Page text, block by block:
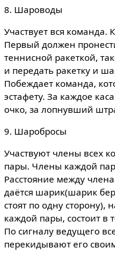
8. Шароводы
Участвует вся
Первый должен
теннисной ракеткой,
и передать ракетку и
Побеждает команда,
эстафету. За каждое
очко, за лопнувший
9. Шаробросы
Участвуют члены всех
пары. Члены каждой
Расстояние между
даётся шарик(шарик
стоят по одну
каждой пары, состоит в
По сигналу ведущего
перекидывают его